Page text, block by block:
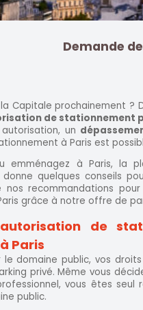
Demande
Capitale prochainement ?
de stationnement
un
à Paris est
emménagez à Paris, la
quelques conseils
nos recommandations
grâce à notre offre de
de
Paris
le domaine public, vos
privé. Même vous
vous êtes seul
public.